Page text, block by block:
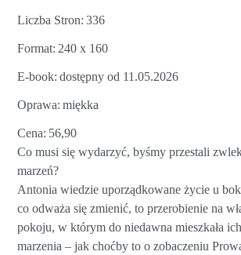
Liczba Stron 336
Format 240 x 160
E-book dostępny od 11.05.2026
Oprawa miękka
Cena 56,90
Co musi się wydarzyć, byśmy przestali
marzeń?
Antonia wiedzie uporządkowane życie u
co odważa się zmienić, to przerobienie na
pokoju, w którym do niedawna mieszkała
marzenia – jak choćby to o zobaczeniu